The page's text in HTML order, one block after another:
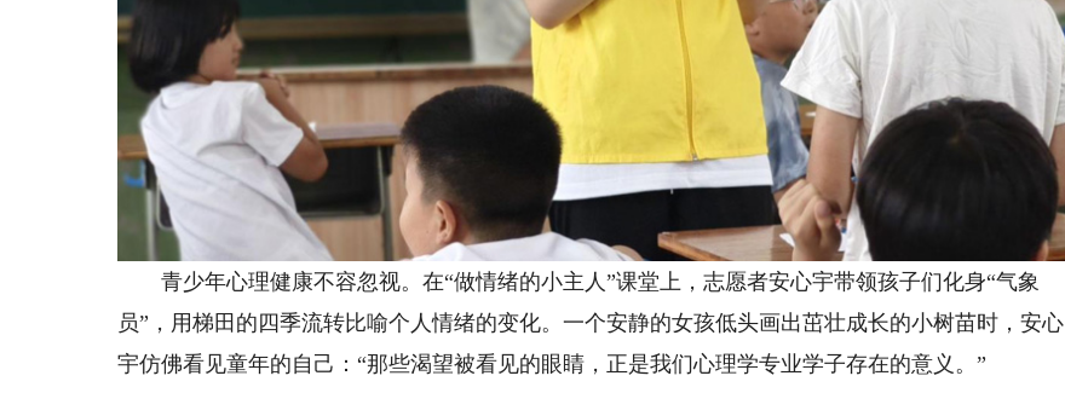
青少年心理健康不容忽视。在“做情绪的小主人”课堂上，志愿者安心宇带领孩子们化身“气象
员”，用梯田的四季流转比喻个人情绪的变化。一个安静的女孩低头画出茁壮成长的小树苗时，安心
宇仿佛看见童年的自己：“那些渴望被看见的眼睛，正是我们心理学专业学子存在的意义。”